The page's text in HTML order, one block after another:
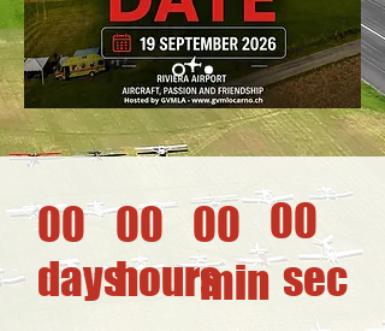
00
days
00
hours
00
min
00
sec